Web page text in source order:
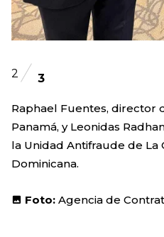
2 3
Raphael Fuentes, director
Panamá, y Leonidas
la Unidad Antifraude de
Dominicana.
Foto: Agencia de